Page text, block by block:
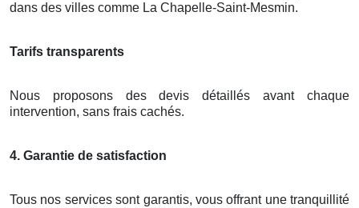
dans des villes comme La Chapelle-Saint-Mesmin.
Tarifs transparents
Nous proposons des devis détaillés avant chaque
intervention, sans frais cachés.
4. Garantie de satisfaction
Tous nos services sont garantis, vous offrant une tranquillité